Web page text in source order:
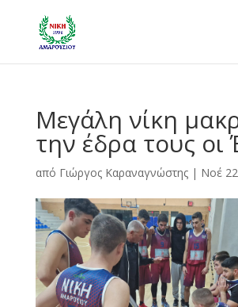
Μεγάλη νίκη
την έδρα τους οι
από Γιώργος Καραναγνώστης| Νοέ